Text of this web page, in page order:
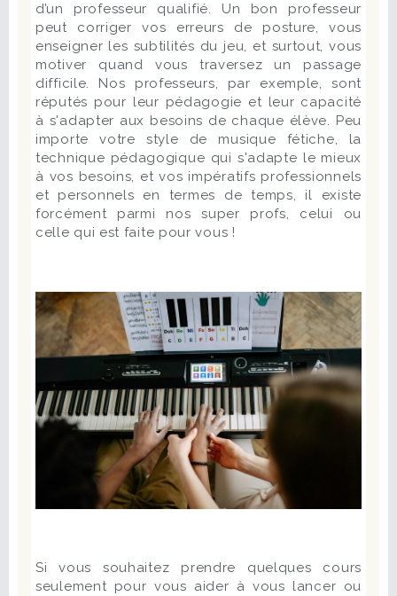
d’un professeur qualifié. Un bon professeur
peut corriger vos erreurs de posture, vous
enseigner les subtilités du jeu, et surtout, vous
motiver quand vous traversez un passage
difficile. Nos professeurs, par exemple, sont
réputés pour leur pédagogie et leur capacité
à s'adapter aux besoins de chaque élève. Peu
importe votre style de musique fétiche, la
technique pédagogique qui s'adapte le mieux
à vos besoins, et vos impératifs professionnels
et personnels en termes de temps, il existe
forcément parmi nos super profs, celui ou
celle qui est faite pour vous !
Si vous souhaitez prendre quelques cours
seulement pour vous aider à vous lancer ou